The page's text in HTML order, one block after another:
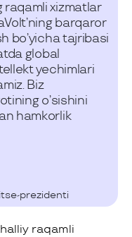
raqamli xizmatlar
barqaror
bo’yicha tajribasi
global
yechimlari
Biz
o’sishini
hamkorlik
prezidenti
raqamli